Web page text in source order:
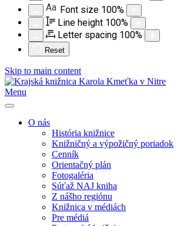
Aa Font size 100%
Line height 100%
Letter spacing 100%
Reset
Skip to main content
Menu
O nás
História knižnice
Knižničný a výpožičný poriadok
Cenník
Orientačný plán
Fotogaléria
Súťaž NAJ kniha
Z nášho regiónu
Knižnica v médiách
Pre médiá